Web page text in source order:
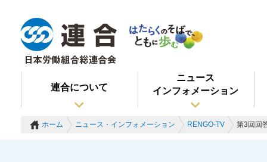
連合について
ニュース
インフォメーション
ホーム ニュース・インフォメーション RENGO-TV 第3回回